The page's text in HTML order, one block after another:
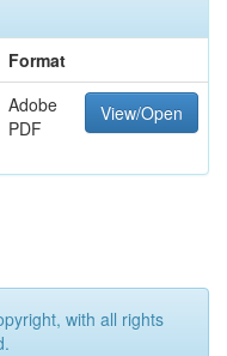
Format
Adobe
PDF
View/Open
with all rights